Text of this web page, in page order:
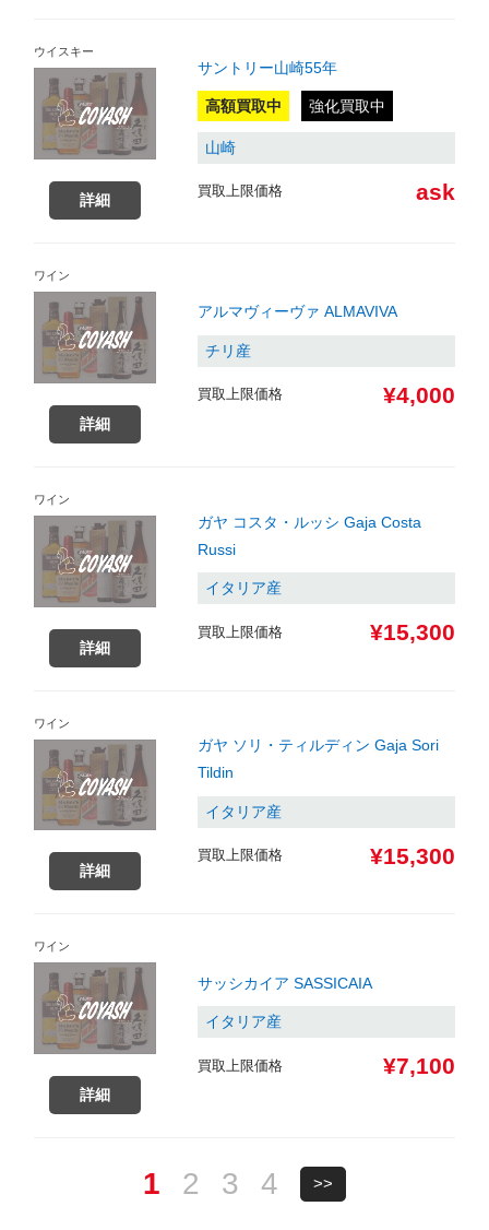
ウイスキー
詳細
サントリー山崎55年
高額買取中 強化買取中
山崎
買取上限価格 ask
ワイン
詳細
アルマヴィーヴァ ALMAVIVA
チリ産
買取上限価格 ¥4,000
ワイン
詳細
ガヤ コスタ・ルッシ Gaja Costa
Russi
イタリア産
買取上限価格 ¥15,300
ワイン
詳細
ガヤ ソリ・ティルディン Gaja Sori
Tildin
イタリア産
買取上限価格 ¥15,300
ワイン
詳細
サッシカイア SASSICAIA
イタリア産
買取上限価格 ¥7,100
1 2 3 4 >>